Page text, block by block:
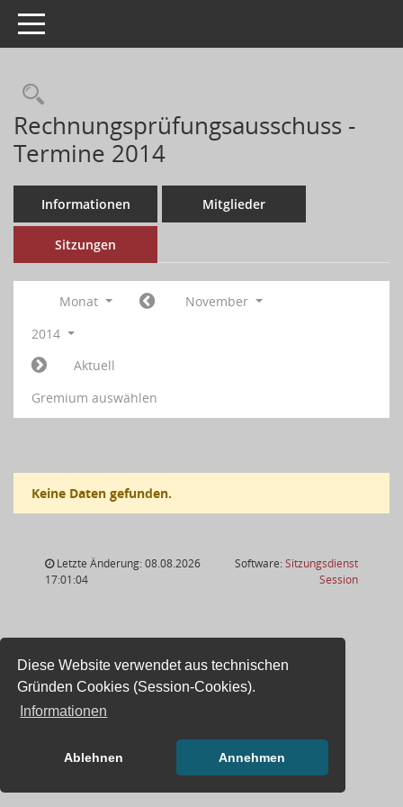
Diese Website verwendet aus technischen
Gründen Cookies (Session-Cookies).
Informationen
Ablehnen Annehmen
Toggle navigation
Rechnungsprüfungsausschuss -
Termine 2014
Informationen Mitglieder
Sitzungen
Monat
November
2014
Aktuell
Gremium auswählen
Keine Daten gefunden.
Letzte Änderung: 08.08.2026
17:01:04
Software:Sitzungsdienst
Session(Wird in